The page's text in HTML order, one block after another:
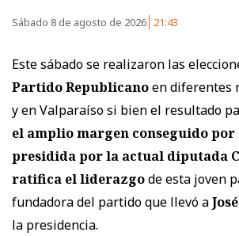
Sábado 8 de agosto de 2026 21:43
Este sábado se realizaron las
Partido Republicanoen diferentes
y en Valparaíso si bien el resultado
el amplio margen conseguido
presidida por la actual diputada
ratifica el liderazgode esta joven
fundadora del partido que llevó a
la presidencia.